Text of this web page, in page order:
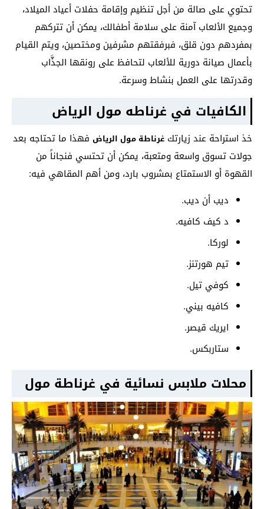
تحتوي على صالة من أجل تنظيم وإقامة حفلات أعياد الميلاد،
وجميع الألعاب آمنة على سلامة أطفالك، يمكن أن تتركهم
بمفردهم دون قلق، فبرفقتهم مشرفين ومختصين، ويتم القيام
بأعمال صيانة دورية للألعاب لتحافظ على رونقها الجذَّاب
وقدرتها على العمل بنشاط وسرعة.
الكافيات في غرناطه مول الرياض
خذ استراحة عند زيارتك غرناطة مول الرياض فهذا ما تحتاجه بعد
جولات تسوق واسعة ومتعبة، يمكن أن تحتسي فنجاناً من
القهوة أو الاستمتاع بمشروب بارد، ومن أهم المقاهي فيه:
ديب أن ديب.
د كيف كافيه.
لوركا.
تيم هورتنز.
كوفي تيل.
كافيه بيني.
ايريك قيصر.
ستاربكس.
محلات ملابس نسائية في غرناطة مول